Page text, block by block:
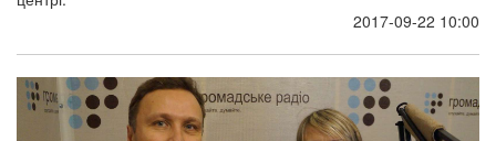
пам’ятний знак Героям Небесної Сотні та
полеглим в АТО